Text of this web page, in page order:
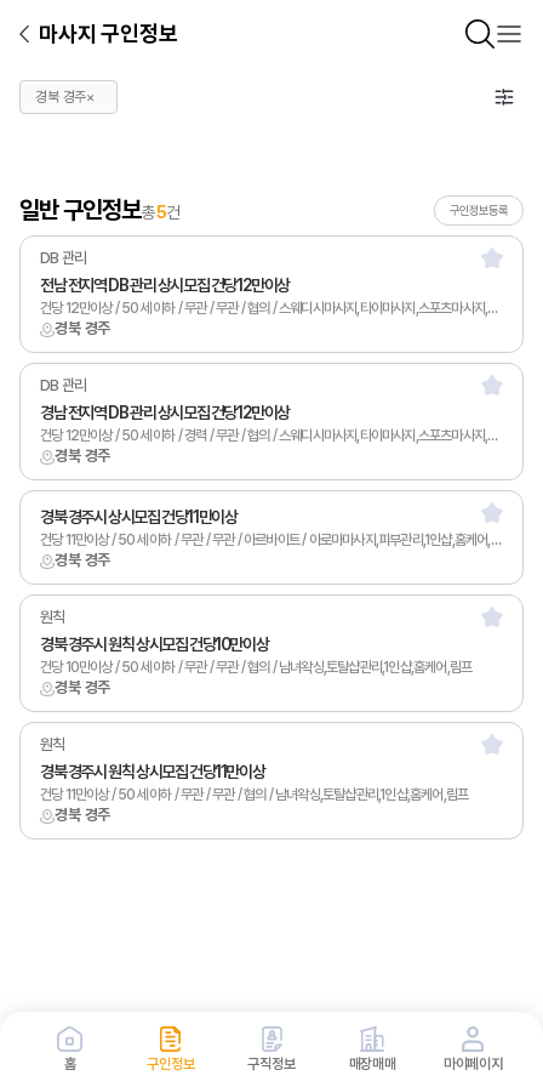
마사지 구인정보
경북 경주×
일반 구인정보총5건 구인정보등록
경북 경주
DB 관리
전남 전지역 DB 관리 상시모집 건당12만이상
건당 12만이상 / 50세 이하 / 무관 / 무관 / 협의 / 스웨디시마사지,타이마사지,스포츠마사지,발마사지,피부관리,남녀왁싱,카운터관리,1인샵,홈케어,림프
경북 경주
DB 관리
경남 전지역 DB 관리 상시모집 건당12만이상
건당 12만이상 / 50세 이하 / 경력 / 무관 / 협의 / 스웨디시마사지,타이마사지,스포츠마사지,발마사지,피부관리,남녀왁싱,카운터관리,1인샵,홈케어,림프
경북 경주
경북 경주시 상시모집 건당11만이상
건당 11만이상 / 50세 이하 / 무관 / 무관 / 아르바이트 / 아로마마사지,피부관리,1인샵,홈케어,림프
경북 경주
원칙
경북 경주시 원칙 상시모집 건당10만이상
건당 10만이상 / 50세 이하 / 무관 / 무관 / 협의 / 남녀왁싱,토탈샵관리,1인샵,홈케어,림프
경북 경주
원칙
경북 경주시 원칙 상시모집 건당11만이상
건당 11만이상 / 50세 이하 / 무관 / 무관 / 협의 / 남녀왁싱,토탈샵관리,1인샵,홈케어,림프
홈 구인정보 구직정보 매장매매 마이페이지